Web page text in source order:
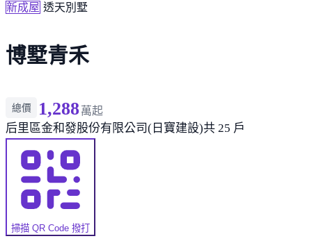
新成屋 透天別墅
博墅青禾
總價 1,288 萬起
后里區金和發股份有限公司(日寶建設)共 25 戶
掃描 QR Code 撥打